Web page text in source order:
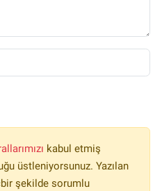
kabul etmiş
üstleniyorsunuz. Yazılan
şekilde sorumlu